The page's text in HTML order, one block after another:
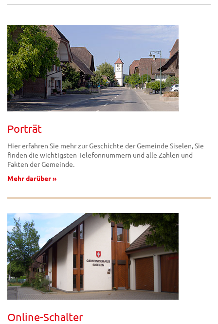
Porträt
Hier erfahren Sie mehr zur Geschichte der Gemeinde Siselen, Sie
finden die wichtigsten Telefonnummern und alle Zahlen und
Fakten der Gemeinde.
Mehr darüber »
Online-Schalter